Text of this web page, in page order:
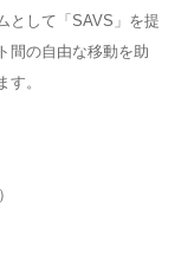
として「SAVS」を提
間の自由な移動を助
。